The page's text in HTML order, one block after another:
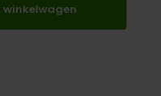
winkelwagen